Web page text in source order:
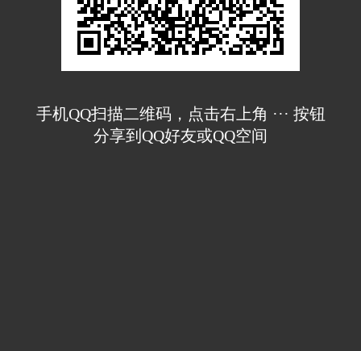
手机QQ扫描二维码，点击右上角 ··· 按钮
分享到QQ好友或QQ空间